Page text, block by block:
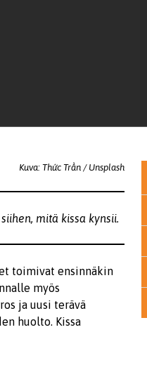
Kuva: Thức Trần / Unsplash
mitä kissa kynsii.
toimivat ensinnäkin
myös
ja uusi terävä
huolto. Kissa